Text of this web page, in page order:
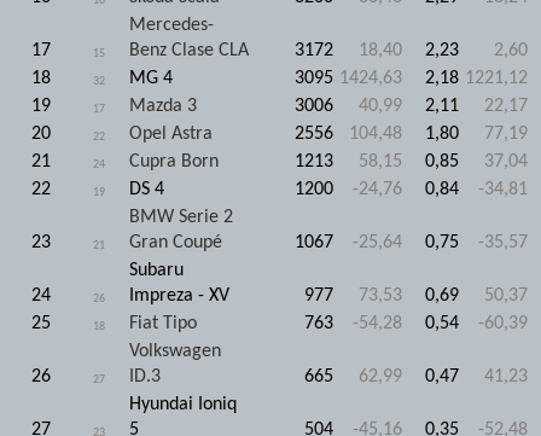
17 15
Mercedes-
Benz Clase CLA
3172 18,40 2,23
2,60
18
32 MG 4 3095 1424,63 2,18 1221,12
19
17 Mazda 3 3006 40,99 2,11
22,17
20
22 Opel Astra 2556 104,48 1,80
77,19
21
24 Cupra Born 1213 58,15 0,85
37,04
22
19 DS 4 1200 -24,76 0,84 -34,81
23 21
BMW Serie 2
Gran Coupé
1067 -25,64 0,75 -35,57
24 26
Subaru
Impreza - XV
977 73,53 0,69
50,37
25
18 Fiat Tipo 763 -54,28 0,54 -60,39
26 27
Volkswagen
ID.3
665 62,99 0,47 41,23
27 23
Hyundai Ioniq
5
504 -45,16 0,35 -52,48